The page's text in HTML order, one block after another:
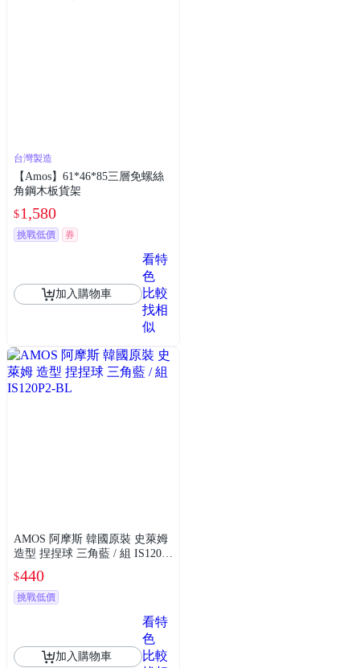
台灣製造
【Amos】61*46*85三層免螺絲
角鋼木板貨架
$1,580
挑戰低價 券
加入購物車
看特
色
比較
找相
似
AMOS 阿摩斯 韓國原裝 史萊姆
造型 捏捏球 三角藍 / 組 IS120P
2-BL
$440
挑戰低價
加入購物車
看特
色
比較